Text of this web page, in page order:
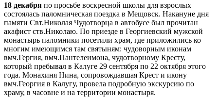
18 декабря по просьбе воскресной школы для взрослых
состоялась паломническая поездка в Мещовск. Накануне дня
памяти Свт.Николая Чудотворца в автобусе был прочитан
акафист ств.Николаю. По приезде в Георгиевский мужской
монастырь паломники посетили храм, где приложились ко
многим имеющимся там святыням: чудоворным иконам
вмч.Гергия, вмч.Пантелеимона, чудотворному Кресту,
который пребывал в Калуге 29 сентября по 22 октября этого
года. Монахиня Нина, сопровождавшая Крест и икону
вмч.Георгия в Калугу, провела подробную экскурсию по
храму, в часовне и на территории монастыря.